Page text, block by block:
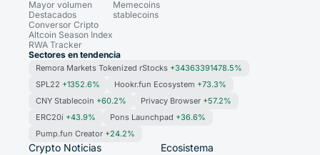
Mayor volumen
Destacados
Conversor Cripto
Altcoin Season Index
RWA Tracker
Memecoins
stablecoins
Sectores en tendencia
Remora Markets Tokenized rStocks +34363391478.5%
SPL22 +1352.6% Hookr.fun Ecosystem +73.3%
CNY Stablecoin +60.2% Privacy Browser +57.2%
ERC20i +43.9% Pons Launchpad +36.6%
Pump.fun Creator +24.2%
Crypto Noticias Ecosistema